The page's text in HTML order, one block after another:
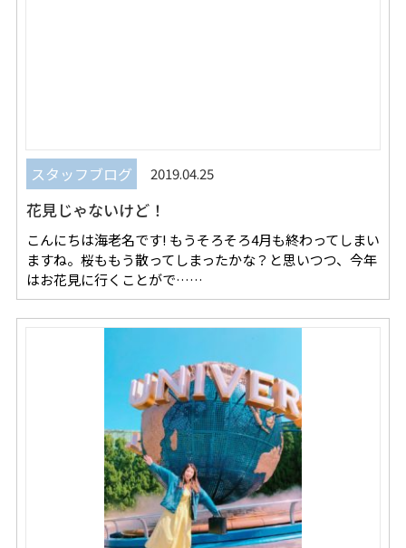
スタッフブログ 2019.04.25
花見じゃないけど！
こんにちは海老名です! もうそろそろ4月も終わってしまい
ますね。桜ももう散ってしまったかな？と思いつつ、今年
はお花見に行くことがで……